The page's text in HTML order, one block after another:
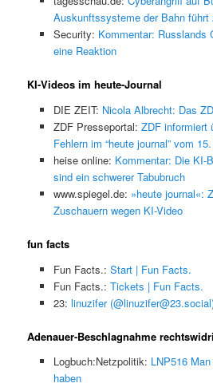
Auskunftssysteme der Bahn
Security: Kommentar: Russlands
eine Reaktion
KI-Videos im heute-Journal
DIE ZEIT: Nicola Albrecht: Das
ZDF Presseportal: ZDF informiert
Fehlern im “heute journal” vom
heise online: Kommentar: Die KI-
sind ein schwerer Tabubruch
www.spiegel.de: »heute journal«:
Zuschauern wegen KI-Video
fun facts
Fun Facts.: Start | Fun Facts.
Fun Facts.: Tickets | Fun Facts.
23: linuzifer
Adenauer-Beschlagnahme
Logbuch:Netzpolitik: LNP516
haben